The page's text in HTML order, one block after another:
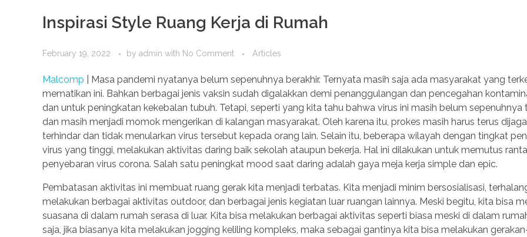
Inspirasi Style Ruang Kerja di Rumah
February 19, 2022 by admin with No Comment Articles
Malcomp
| Masa pandemi nyatanya belum sepenuhnya berakhir. Ternyata masih saja ada masyarakat yang
mematikan ini. Bahkan berbagai jenis vaksin sudah digalakkan demi penanggulangan dan pencegahan
dan untuk peningkatan kekebalan tubuh. Tetapi, seperti yang kita tahu bahwa virus ini masih belum sepenuhnya
dan masih menjadi momok mengerikan di kalangan masyarakat. Oleh karena itu, prokes masih harus terus
terhindar dan tidak menularkan virus tersebut kepada orang lain. Selain itu, beberapa wilayah dengan tingkat
virus yang tinggi, melakukan aktivitas daring baik sekolah ataupun bekerja. Hal ini dilakukan untuk memutus
penyebaran virus corona. Salah satu peningkat mood saat daring adalah gaya meja kerja simple dan epic.
Pembatasan aktivitas ini membuat ruang gerak kita menjadi terbatas. Kita menjadi minim bersosialisasi,
melakukan berbagai aktivitas outdoor, dan berbagai jenis kegiatan luar ruangan lainnya. Meski begitu, kita bisa
suasana di dalam rumah serasa di luar. Kita bisa melakukan berbagai aktivitas seperti biasa meski di dalam
saja, jika biasanya kita melakukan jogging keliling kompleks, maka sebagai gantinya kita bisa melakukan